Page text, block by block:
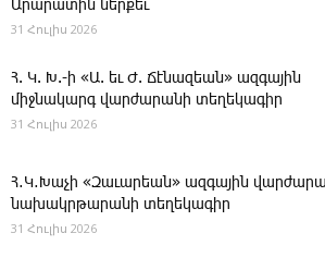
Արարատին ներքեւ
31 Հուլիս 2026
Հ. Կ. Խ.-ի «Ա. եւ Ժ. ­Ճէնազեան» ազգային
միջնակարգ վարժարանի տեղեկագիր
31 Հուլիս 2026
Հ․Կ․Խաչի «Զաւարեան» ազգային
նախակրթարանի տեղեկագիր
31 Հուլիս 2026